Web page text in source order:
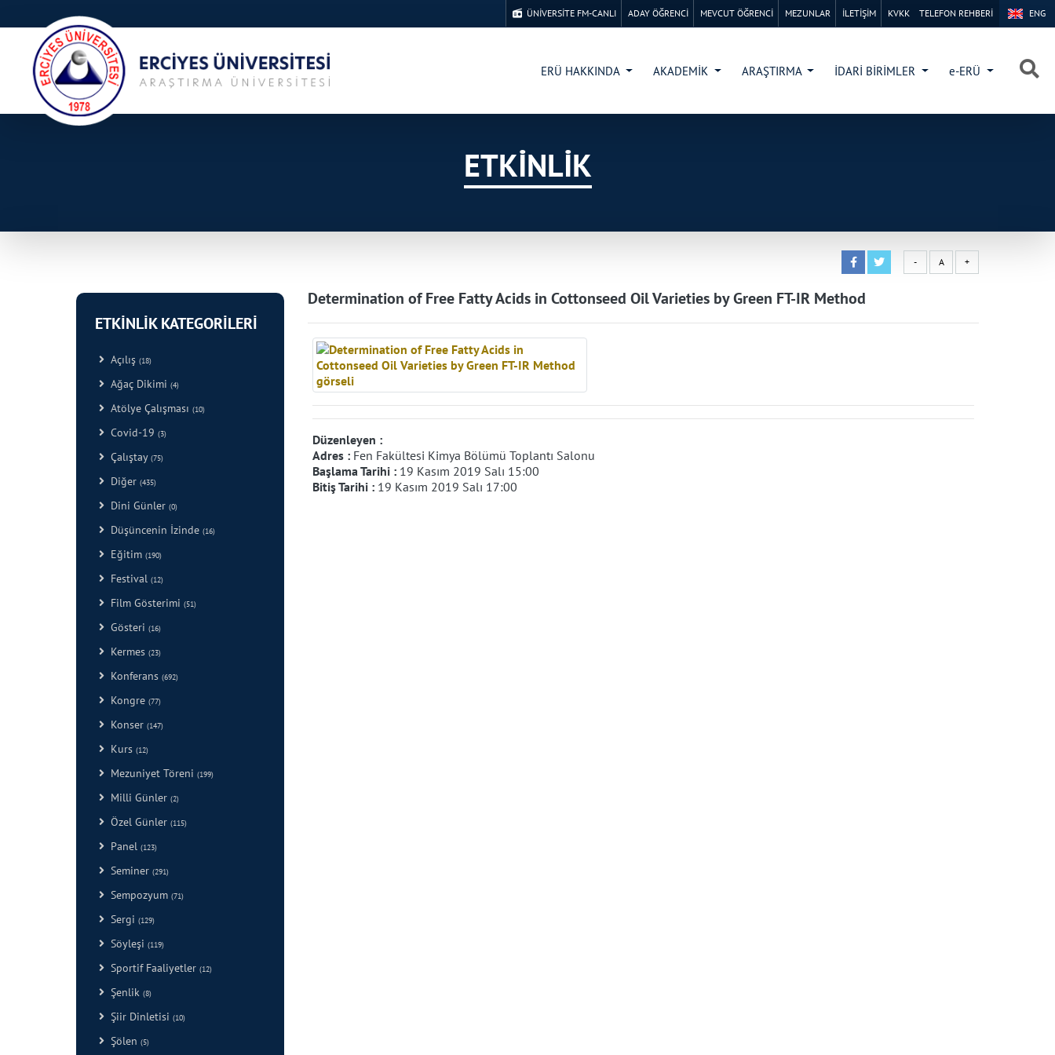
×
×
ENG
TELEFON REHBERİ
ÜNİVERSİTE FM-CANLI ADAY ÖĞRENCİ MEVCUT ÖĞRENCİ MEZUNLAR İLETİŞİM KVKK
ERÜ HAKKINDA AKADEMİK ARAŞTIRMA İDARİ BİRİMLER e-ERÜ
ETKİNLİK
- A +
ETKİNLİK KATEGORİLERİ
Açılış (18)
Ağaç Dikimi (4)
Atölye Çalışması (10)
Covid-19 (3)
Çalıştay (75)
Diğer (435)
Dini Günler (0)
Düşüncenin İzinde (16)
Eğitim (190)
Festival (12)
Film Gösterimi (51)
Gösteri (16)
Kermes (23)
Konferans (692)
Kongre (77)
Konser (147)
Kurs (12)
Mezuniyet Töreni (199)
Milli Günler (2)
Özel Günler (115)
Panel (123)
Seminer (291)
Sempozyum (71)
Sergi (129)
Söyleşi (119)
Sportif Faaliyetler (12)
Şenlik (8)
Şiir Dinletisi (10)
Şölen (5)
Determination of Free Fatty Acids in Cottonseed Oil Varieties by Green FT-IR Method
Düzenleyen :
Adres : Fen Fakültesi Kimya Bölümü Toplantı Salonu
Başlama Tarihi : 19 Kasım 2019 Salı 15:00
Bitiş Tarihi : 19 Kasım 2019 Salı 17:00